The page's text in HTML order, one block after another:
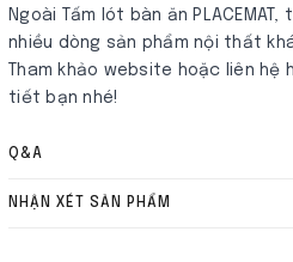
Ngoài Tấm lót bàn ăn
nhiều dòng sản phẩm nội thất
Tham khảo website hoặc liên
tiết bạn nhé!
Q&A
NHẬN XÉT SẢN PHẨM